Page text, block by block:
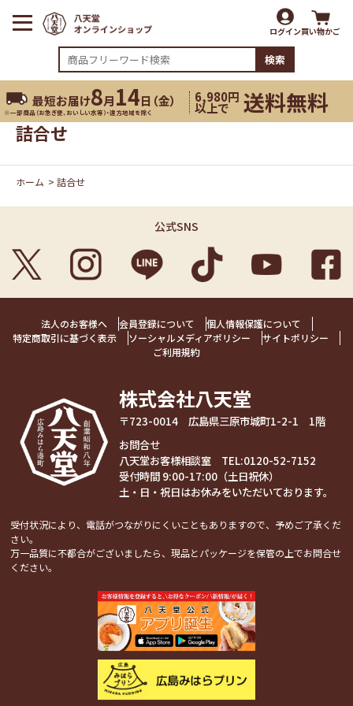
ログイン買い物かご
検索
最短お届け8月14日（金）
※一部商品（お急ぎ便、おいしい水等）・遠方地域を除く
6,980円
以上で 送料無料
詰合せ
ホーム > 詰合せ
公式SNS
法人のお客様へ 会員登録について
個人情報保護について
特定商取引に基づく表示
ソーシャルメディアポリシー
サイトポリシー
ご利用規約
株式会社八天堂
〒723-0014 広島県三原市城町1-2-1 1階
お問合せ
八天堂お客様相談室 TEL:0120-52-7152
受付時間 9:00-17:00（土日祝休）
土・日・祝日はお休みをいただいております。
受付状況により、電話がつながりにくいこともありますので、予めご了承くだ
さい。
万一品質に不都合がございましたら、現品とパッケージを保管の上でお問合せ
ください。